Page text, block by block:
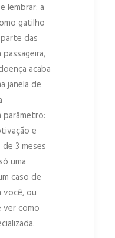
lembrar: a
gatilho
das
acaba
janela de
parâmetro:
e
3 meses
uma
caso de
você, ou
ver como